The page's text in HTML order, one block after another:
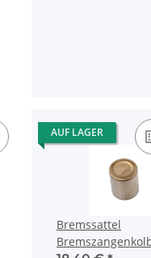
AUF LAGER
Bremssattel